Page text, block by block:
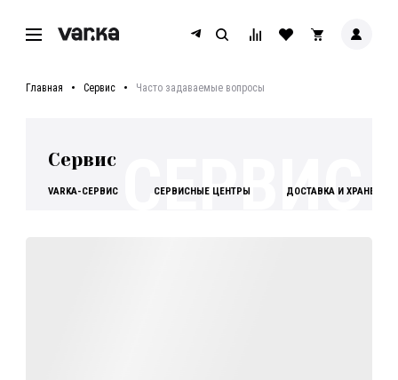
Главная Сервис Часто задаваемые вопросы
Сервис
VARKA-СЕРВИС СЕРВИСНЫЕ ЦЕНТРЫ ДОСТАВКА И ХРАНЕНИЕ
СЕРВИС